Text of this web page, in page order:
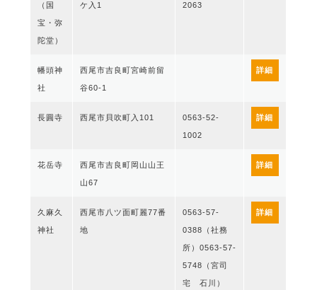
（国
宝・弥
陀堂）
ケ入1 2063
幡頭神
社
西尾市吉良町宮崎前留
谷60-1
詳細
長圓寺 西尾市貝吹町入101 0563-52-
1002
詳細
花岳寺 西尾市吉良町岡山山王
山67
詳細
久麻久
神社
西尾市八ツ面町麗77番
地
0563-57-
0388（社務
所）0563-57-
5748（宮司
宅 石川）
詳細